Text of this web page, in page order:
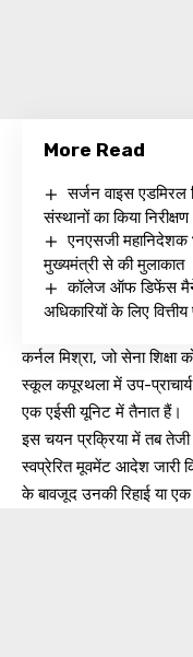
More Read
सर्जन वाइस एडमिरल
संस्थानों का किया निरीक्षण
एनएसजी महानिदेशक
मुख्यमंत्री से की मुलाकात
कॉलेज ऑफ डिफेंस
अधिकारियों के लिए
कर्नल मिश्रा, जो सेना
स्कूल कपूरथला में उप-
एक एईसी यूनिट में तैनात हैं।
इस चयन प्रक्रिया में तब
स्वप्रेरित मूवमेंट आदेश जारी
के बावजूद उनकी रिहाई या एक